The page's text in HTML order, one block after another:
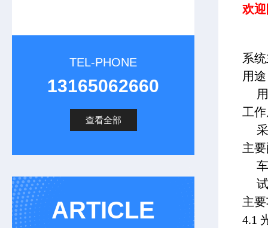
TEL-PHONE
13165062660
查看全部
ARTICLE
欢
系
用途
工
主
主
4.1